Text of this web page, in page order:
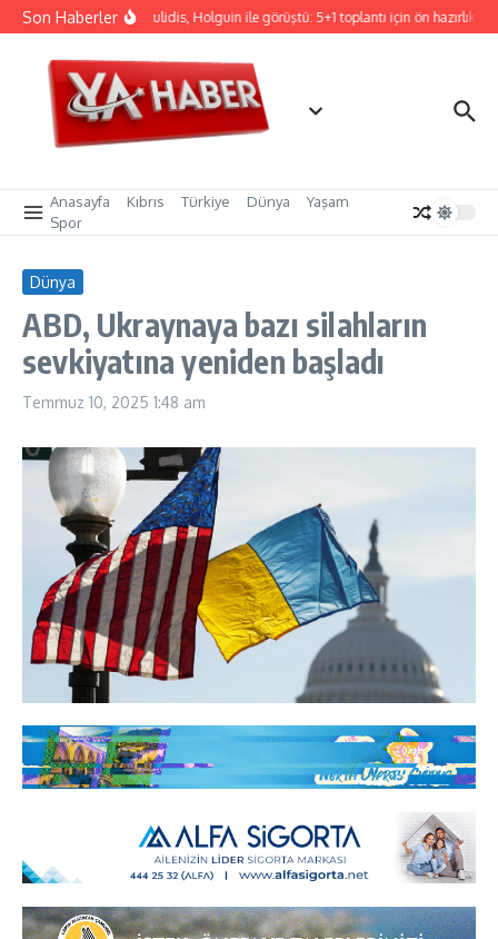
İçeriğe atla
Son HaberlerHristodulidis, Holguin ile görüştü: 5+1 toplantı için ön hazırlık
Anasayfa Kıbrıs Türkiye Dünya
Yaşam
Spor
Dünya
ABD, Ukraynaya bazı silahların
sevkiyatına yeniden başladı
Temmuz 10, 2025 1:48 am